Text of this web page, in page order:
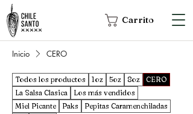
Carrito
Inicio CERO
Todos los productos 1oz 5oz 8oz
CERO
La Salsa Clasica
Los más vendidos
Miel Picante
Paks
Pepitas Caramenchiladas